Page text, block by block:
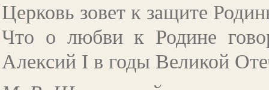
Церковь зовет к защите
Что о любви к Родине
Алексий I в годы Великой